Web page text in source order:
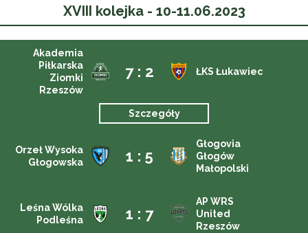
XVIII kolejka - 10-11.06.2023
Akademia
Piłkarska
Ziomki
Rzeszów
7 : 2 ŁKS Łukawiec
Szczegóły
Orzeł Wysoka
Głogowska
1 : 5
Głogovia
Głogów
Małopolski
Leśna Wólka
Podleśna
1 : 7
AP WRS
United
Rzeszów